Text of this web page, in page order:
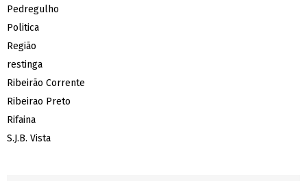
Pedregulho
Politica
Região
restinga
Ribeirão Corrente
Ribeirao Preto
Rifaina
S.J.B. Vista